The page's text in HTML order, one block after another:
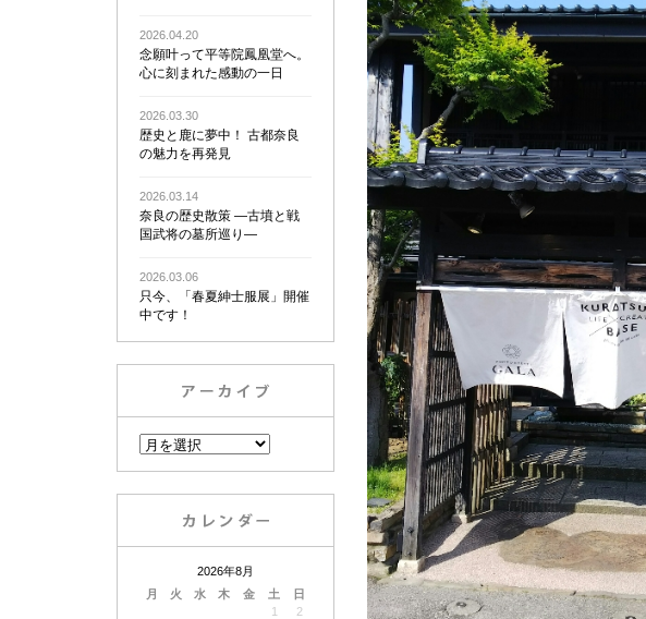
2026.04.20
念願叶って平等院鳳凰堂へ。
心に刻まれた感動の一日
2026.03.30
歴史と鹿に夢中！ 古都奈良
の魅力を再発見
2026.03.14
奈良の歴史散策 ―古墳と戦
国武将の墓所巡り―
2026.03.06
只今、「春夏紳士服展」開催
中です！
2026年8月
月
火 水 木 金 土 日
1
2